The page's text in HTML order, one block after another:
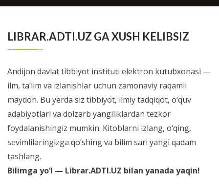
LIBRAR.ADTI.UZ GA XUSH KELIBSIZ
Andijon davlat tibbiyot instituti elektron kutubxonasi —
ilm, ta’lim va izlanishlar uchun zamonaviy raqamli
maydon. Bu yerda siz tibbiyot, ilmiy tadqiqot, o‘quv
adabiyotlari va dolzarb yangiliklardan tezkor
foydalanishingiz mumkin. Kitoblarni izlang, o‘qing,
sevimlilaringizga qo‘shing va bilim sari yangi qadam
tashlang.
Bilimga yo‘l — Librar.ADTI.UZ bilan yanada yaqin!